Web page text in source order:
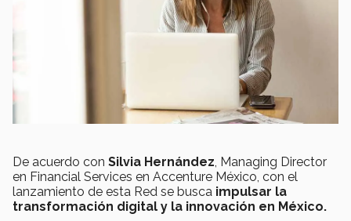
De acuerdo con Silvia Hernández, Managing Director
en Financial Services en Accenture México, con el
lanzamiento de esta Red se busca impulsar la
transformación digital y la innovación en México.